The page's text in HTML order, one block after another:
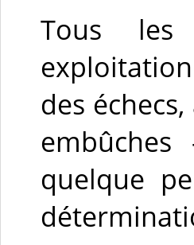
Tous les
des
quelque